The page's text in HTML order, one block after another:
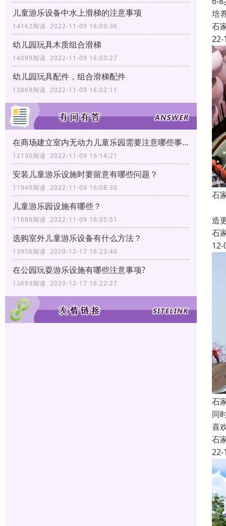
儿童游乐设备中水上滑梯的注意事项
14162阅读 2022-11-09 16:09:36
幼儿园玩具木质组合滑梯
14099阅读 2022-11-09 16:03:27
幼儿园玩具配件，组合滑梯配件
13869阅读 2022-11-09 16:02:11
在商场建立室内无动力儿童乐园需要注意哪些事项?
12130阅读 2022-11-09 16:14:21
安装儿童游乐设施时要留意有哪些问题？
11949阅读 2022-11-09 16:08:30
儿童游乐园设施有哪些？
11686阅读 2022-11-09 16:05:51
选购室外儿童游乐设备有什么方法？
13958阅读 2020-12-17 16:23:46
在公园玩耍游乐设施有哪些注意事项?
13693阅读 2020-12-17 16:22:27
培
石
22-
石
造
石
12-
石
同
喜
石
22-